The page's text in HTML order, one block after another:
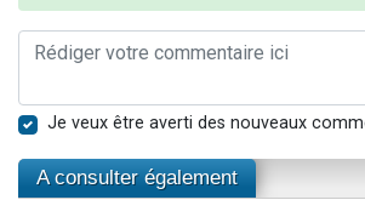
Je veux être averti des nouveaux
A consulter également